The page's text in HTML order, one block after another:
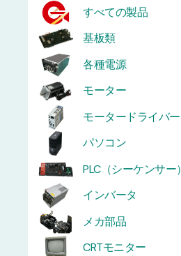
すべての製品
基板類
各種電源
モーター
モータードライバー
パソコン
PLC（シーケンサー）
インバータ
メカ部品
CRTモニター